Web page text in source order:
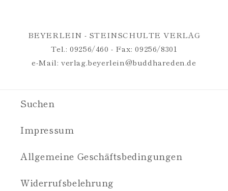
BEYERLEIN - STEINSCHULTE VERLAG
Tel.: 09256/460 - Fax: 09256/8301
e-Mail:verlag.beyerlein@buddhareden.de
Suchen
Impressum
Allgemeine Geschäftsbedingungen
Widerrufsbelehrung